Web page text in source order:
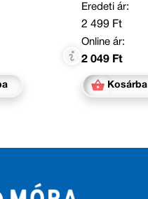
Eredeti ár:
2 499 Ft
Online ár:
2 049 Ft
Kosárba